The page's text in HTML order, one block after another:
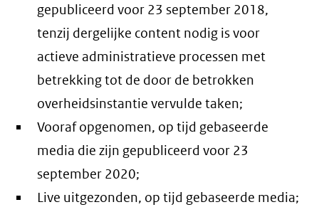
gepubliceerd voor 23 september 2018,
tenzij dergelijke content nodig is voor
actieve administratieve processen met
betrekking tot de door de betrokken
overheidsinstantie vervulde taken;
Vooraf opgenomen, op tijd gebaseerde
media die zijn gepubliceerd voor 23
september 2020;
Live uitgezonden, op tijd gebaseerde media;